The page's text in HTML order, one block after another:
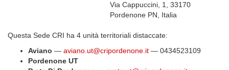
Via Cappuccini, 1, 33170
Pordenone PN, Italia
Questa Sede CRI ha 4 unità territoriali distaccate:
Aviano — aviano.ut@cripordenone.it — 0434523109
Pordenone UT